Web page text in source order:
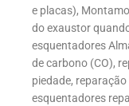
e placas),
do exaustor
esquentadores
de carbono (CO),
piedade,
esquentadores